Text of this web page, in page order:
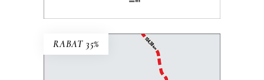
RABAT 35%